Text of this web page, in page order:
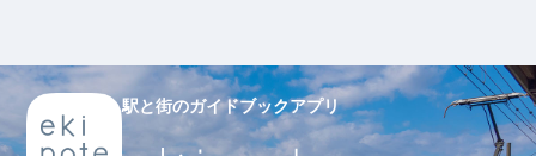
駅と街のガイドブックアプリ